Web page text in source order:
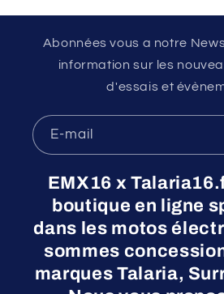
Abonnées vous a notre
information sur les
d'essais et
E-mail
EMX16 x
boutique en ligne
dans les motos
sommes
marques Talaria,